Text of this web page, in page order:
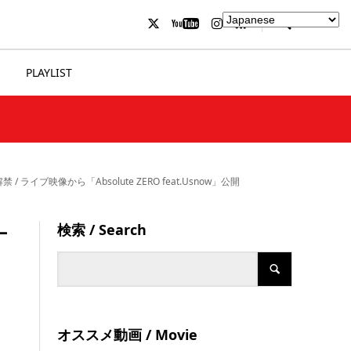
PLAYLIST
/ ライブ映像から「Absolute ZERO feat.Usnow」公開
検索 / Search
オススメ動画 / Movie